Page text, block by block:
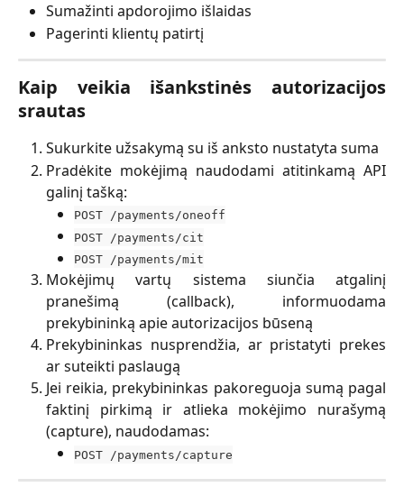
Sumažinti apdorojimo išlaidas
Pagerinti klientų patirtį
Kaip veikia išankstinės autorizacijos
srautas
Sukurkite užsakymą su iš anksto nustatyta suma
Pradėkite mokėjimą naudodami atitinkamą API
galinį tašką:
POST /payments/oneoff
POST /payments/cit
POST /payments/mit
Mokėjimų vartų sistema siunčia atgalinį
pranešimą (callback), informuodama
prekybininką apie autorizacijos būseną
Prekybininkas nusprendžia, ar pristatyti prekes
ar suteikti paslaugą
Jei reikia, prekybininkas pakoreguoja sumą pagal
faktinį pirkimą ir atlieka mokėjimo nurašymą
(capture), naudodamas:
POST /payments/capture